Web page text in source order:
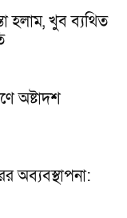
হলাম, খুব ব্যথিত
অষ্টাদশ
অব্যবস্থাপনা: